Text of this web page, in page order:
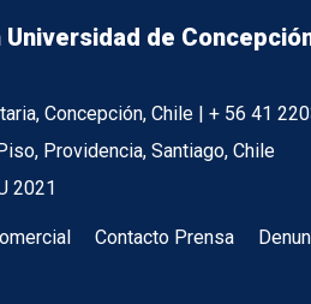
de
Concepción, Chile | + 56 41
Providencia, Santiago, Chile
2021
Contacto Prensa